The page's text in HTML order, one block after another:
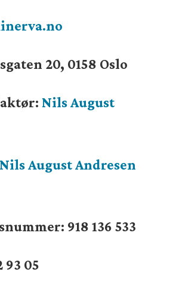
20, 0158 Oslo
Nils August
Nils August Andresen
918 136 533
93 05